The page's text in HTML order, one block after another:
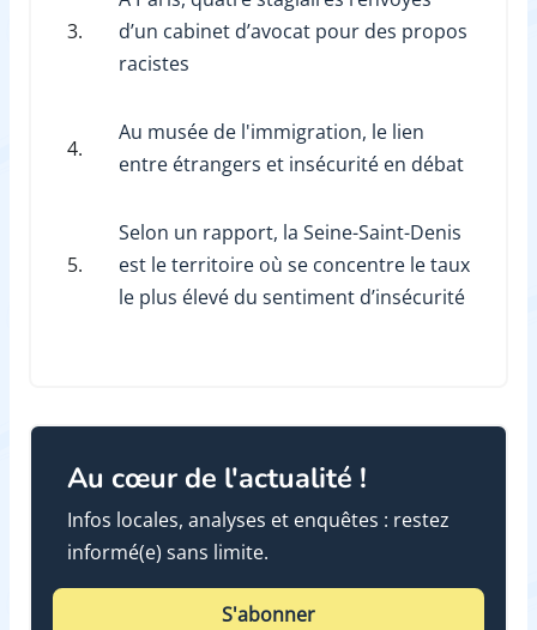
3.
d’un cabinet d’avocat pour des propos
racistes
4.
Au musée de l'immigration, le lien
entre étrangers et insécurité en débat
5.
Selon un rapport, la Seine-Saint-Denis
est le territoire où se concentre le taux
le plus élevé du sentiment d’insécurité
Au cœur de l'actualité !
Infos locales, analyses et enquêtes : restez
informé(e) sans limite.
S'abonner